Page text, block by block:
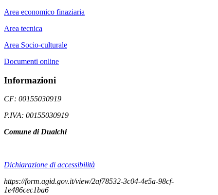
Area economico finaziaria
Area tecnica
Area Socio-culturale
Documenti online
Informazioni
CF: 00155030919
P.IVA: 00155030919
Comune di Dualchi
Dichiarazione di accessibilità
https://form.agid.gov.it/view/2af78532-3c04-4e5a-98cf-
1e486cec1ba6